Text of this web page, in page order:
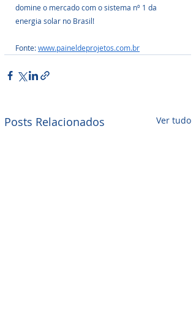
domine o mercado com o sistema nº 1 da
energia solar no Brasil!
Fonte: www.paineldeprojetos.com.br
Posts Relacionados Ver tudo